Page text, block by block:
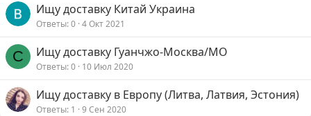
Ищу доставку Китай Украина
Ответы 0 4 Окт 2021
С Ищу доставку Гуанчжо-Москва/МО
Ответы 0 10 Июл 2020
Ищу доставку в Европу (Литва, Латвия, Эстония)
Ответы 1 9 Сен 2020